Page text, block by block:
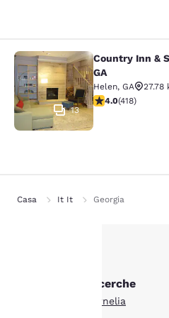
Country Inn &
13
Country Inn &
GA
Helen, GA
27.78
Valutazione di
4.0(418)
Casa It It Georgia
Altre Cornelia ricerche
Tutti gli hotel a Cornelia